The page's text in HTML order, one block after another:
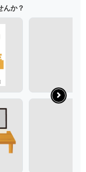
んか？